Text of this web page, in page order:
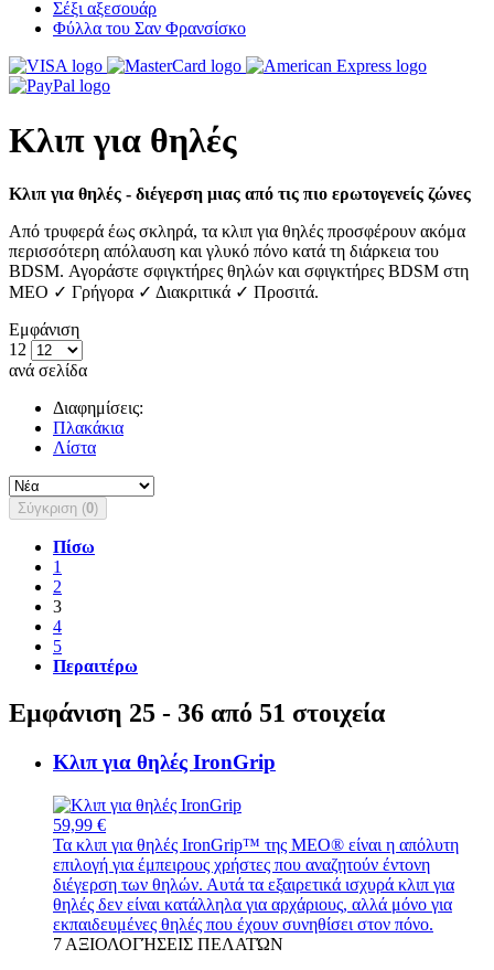
Σέξι αξεσουάρ
Φύλλα του Σαν Φρανσίσκο
Κλιπ για θηλές
Κλιπ για θηλές - διέγερση μιας από τις πιο ερωτογενείς ζώνες
Από τρυφερά έως σκληρά, τα κλιπ για θηλές προσφέρουν ακόμα
περισσότερη απόλαυση και γλυκό πόνο κατά τη διάρκεια του
BDSM. Αγοράστε σφιγκτήρες θηλών και σφιγκτήρες BDSM στη
MEO ✓ Γρήγορα ✓ Διακριτικά ✓ Προσιτά.
Εμφάνιση
12
ανά σελίδα
Διαφημίσεις:
Πλακάκια
Λίστα
Σύγκριση (0)
Πίσω
1
2
3
4
5
Περαιτέρω
Εμφάνιση 25 - 36 από 51 στοιχεία
Κλιπ για θηλές IronGrip
59,99 €
Τα κλιπ για θηλές IronGrip™ της MEO® είναι η απόλυτη
επιλογή για έμπειρους χρήστες που αναζητούν έντονη
διέγερση των θηλών. Αυτά τα εξαιρετικά ισχυρά κλιπ για
θηλές δεν είναι κατάλληλα για αρχάριους, αλλά μόνο για
εκπαιδευμένες θηλές που έχουν συνηθίσει στον πόνο.
7 ΑΞΙΟΛΟΓΉΣΕΙΣ ΠΕΛΑΤΏΝ